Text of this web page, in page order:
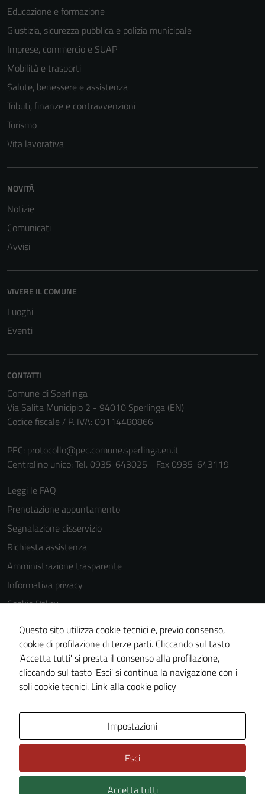
Educazione e formazione
Giustizia, sicurezza pubblica e polizia municipale
Imprese, commercio e SUAP
Mobilità e trasporti
Salute, benessere e assistenza
Tributi, finanze e contravvenzioni
Turismo
Vita lavorativa
NOVITÀ
Notizie
Comunicati
Avvisi
VIVERE IL COMUNE
Luoghi
Eventi
CONTATTI
Comune di Sperlinga
Via Salita Municipio 2 - 94010 Sperlinga (EN)
Codice fiscale / P. IVA: 00114480866
PEC: protocollo@pec.comune.sperlinga.en.it
Centralino unico: Tel. 0935-643025 - Fax 0935-643119
Leggi le FAQ
Prenotazione appuntamento
Segnalazione disservizio
Richiesta assistenza
Amministrazione trasparente
Informativa privacy
Cookie Policy
Note legali
Dichiarazione di accessibilità
Obiettivi di accessibilità
Piano di miglioramento del sito
Questo sito utilizza cookie tecnici e, previo consenso,
cookie di profilazione di terze parti. Cliccando sul tasto
'Accetta tutti' si presta il consenso alla profilazione,
cliccando sul tasto 'Esci' si continua la navigazione con i
soli cookie tecnici. Link alla cookie policy
Impostazioni
Esci
Accetta tutti
non raccolgono